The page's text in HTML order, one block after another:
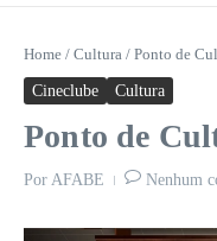
Home / Cultura / Ponto de
Cineclube Cultura
Ponto de
Por AFABE Nenhum